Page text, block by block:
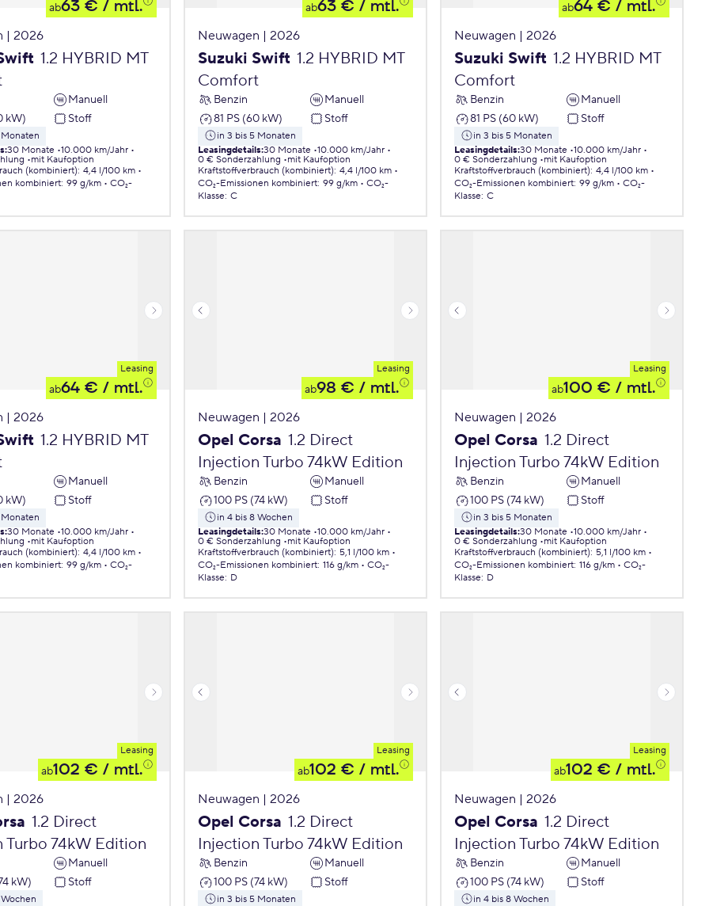
ab63 € / mtl.
| 2026
1.2 HYBRID MT
Manuell
kW)
Stoff
:30 Monate 10.000 km/Jahr
mit Kaufoption
(kombiniert): 4,4 l/100 km
kombiniert: 99 g/km
CO₂-
ab63 € / mtl.
Neuwagen | 2026
Suzuki Swift 1.2 HYBRID MT
Comfort
Benzin
Manuell
81 PS (60 kW)
Stoff
in 3 bis 5 Monaten
Leasingdetails:30 Monate 10.000 km/Jahr
0 € Sonderzahlung
mit Kaufoption
Kraftstoffverbrauch (kombiniert): 4,4 l/100 km
CO₂-Emissionen kombiniert: 99 g/km
CO₂-
Klasse: C
ab64 € / mtl.
Neuwagen | 2026
Suzuki Swift 1.2 HYBRID MT
Comfort
Benzin
Manuell
81 PS (60 kW)
Stoff
in 3 bis 5 Monaten
Leasingdetails:30 Monate 10.000 km/Jahr
0 € Sonderzahlung
mit Kaufoption
Kraftstoffverbrauch (kombiniert): 4,4 l/100 km
CO₂-Emissionen kombiniert: 99 g/km
CO₂-
Klasse: C
Leasing
ab64 € / mtl.
| 2026
1.2 HYBRID MT
Manuell
kW)
Stoff
:30 Monate 10.000 km/Jahr
mit Kaufoption
(kombiniert): 4,4 l/100 km
kombiniert: 99 g/km
CO₂-
Leasing
ab98 € / mtl.
Neuwagen | 2026
Opel Corsa 1.2 Direct
Injection Turbo 74kW Edition
Benzin
Manuell
100 PS (74 kW)
Stoff
in 4 bis 8 Wochen
Leasingdetails:30 Monate 10.000 km/Jahr
0 € Sonderzahlung
mit Kaufoption
Kraftstoffverbrauch (kombiniert): 5,1 l/100 km
CO₂-Emissionen kombiniert: 116 g/km
CO₂-
Klasse: D
Leasing
ab100 € / mtl.
Neuwagen | 2026
Opel Corsa 1.2 Direct
Injection Turbo 74kW Edition
Benzin
Manuell
100 PS (74 kW)
Stoff
in 3 bis 5 Monaten
Leasingdetails:30 Monate 10.000 km/Jahr
0 € Sonderzahlung
mit Kaufoption
Kraftstoffverbrauch (kombiniert): 5,1 l/100 km
CO₂-Emissionen kombiniert: 116 g/km
CO₂-
Klasse: D
Leasing
ab102 € / mtl.
| 2026
1.2 Direct
Turbo 74kW Edition
Manuell
kW)
Stoff
Leasing
ab102 € / mtl.
Neuwagen | 2026
Opel Corsa 1.2 Direct
Injection Turbo 74kW Edition
Benzin
Manuell
100 PS (74 kW)
Stoff
in 3 bis 5 Monaten
Leasing
ab102 € / mtl.
Neuwagen | 2026
Opel Corsa 1.2 Direct
Injection Turbo 74kW Edition
Benzin
Manuell
100 PS (74 kW)
Stoff
in 4 bis 8 Wochen